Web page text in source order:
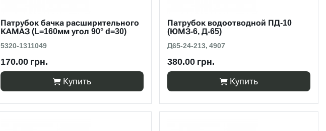
Патрубок бачка расширительного
КАМАЗ (L=160мм угол 90° d=30)
5320-1311049
170.00 грн.
Купить
Патрубок водоотводной ПД-10
(ЮМЗ-6, Д-65)
Д65-24-213, 4907
380.00 грн.
Купить